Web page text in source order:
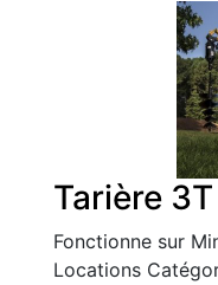
Tarière 3T
Fonctionne sur
Locations